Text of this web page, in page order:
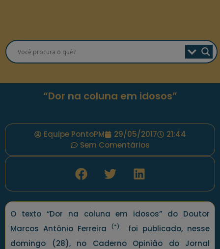
“Dor na coluna em idosos”
Equipe PontoPM 29/05/2017
21:44
Sem Comentários
O texto “Dor na coluna em idosos” do Doutor
Marcos Antônio Ferreira
(*)
foi publicado, nesse
domingo (28), no Caderno Opinião do Jornal